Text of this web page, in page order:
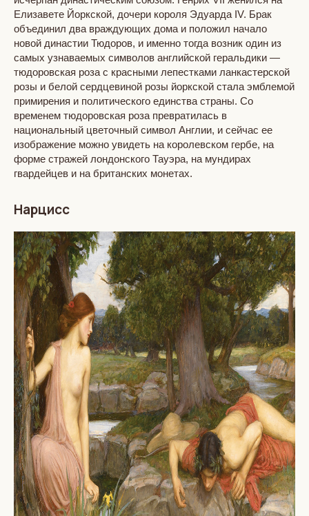
Елизавете Йоркской, дочери короля Эдуарда IV. Брак
объединил два враждующих дома и положил начало
новой династии Тюдоров, и именно тогда возник один из
самых узнаваемых символов английской геральдики —
тюдоровская роза с красными лепестками ланкастерской
розы и белой сердцевиной розы йоркской стала эмблемой
примирения и политического единства страны. Со
временем тюдоровская роза превратилась в
национальный цветочный символ Англии, и сейчас ее
изображение можно увидеть на королевском гербе, на
форме стражей лондонского Тауэра, на мундирах
гвардейцев и на британских монетах.
Нарцисс